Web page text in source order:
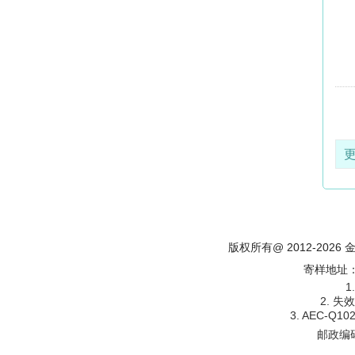
版权所有@ 2012-2026
寄样地址
2. 失
3. AEC-
邮政编